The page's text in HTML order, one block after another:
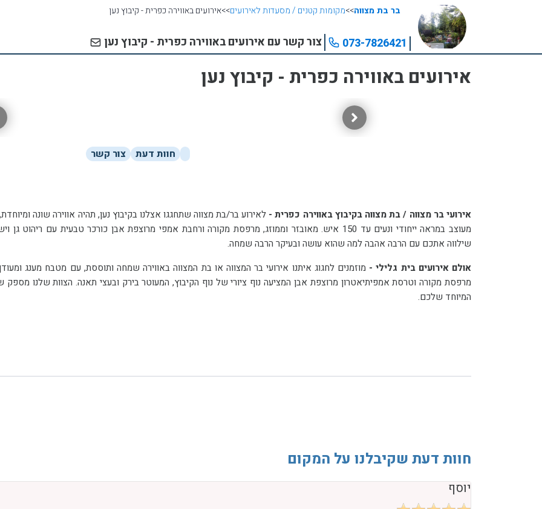
בר בת מצווה>>מקומות קטנים / מסעדות לאירועים>>אירועים באווירה כפרית - קיבוץ נען
073-7826421 צור קשר עם אירועים באווירה כפרית - קיבוץ נען
אירועים באווירה כפרית - קיבוץ נען
חוות דעת
צור קשר
אירועי בר מצווה / בת מצווה בקיבוץ באווירה כפרית -
מעוצב במראה ייחודי ונעים עד 150
שילווה אתכם עם הרבה אהבה למה שהוא עושה ובעיקר הרבה שמחה.
אולם אירועים בית גלילי -
המיוחד שלכם.
חוות דעת שקיבלנו על המקום
יוסף